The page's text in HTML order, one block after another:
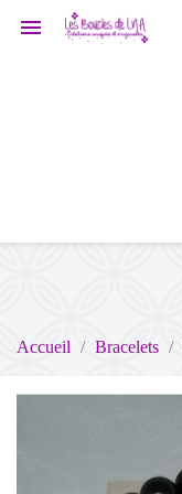

Accueil Bracelets